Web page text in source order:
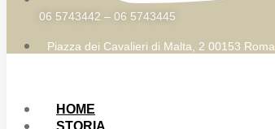
06 5743442 – 06 5743445
Piazza dei Cavalieri di Malta, 2 00153 Roma
HOME
STORIA